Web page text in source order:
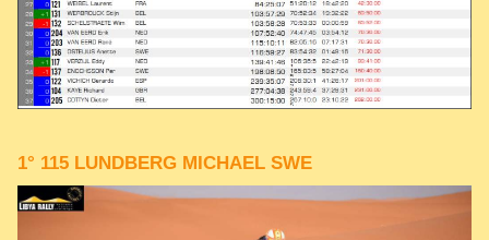
1° 115 LUNDBERG MICHAEL SWE